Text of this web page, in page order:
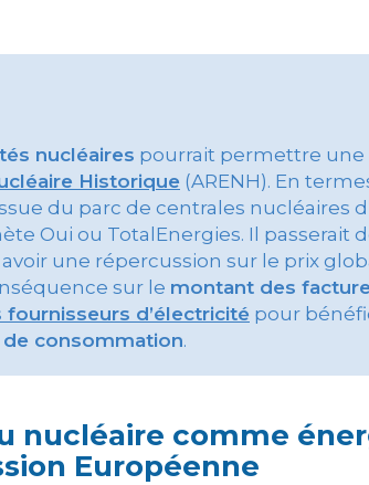
nucléaires pourrait permettre une
Historique (ARENH). En
du parc de centrales nucléaires
Oui ou TotalEnergies. Il passerait
une répercussion sur le prix
sur le montant des
d’électricité pour
consommation.
nucléaire comme
Européenne